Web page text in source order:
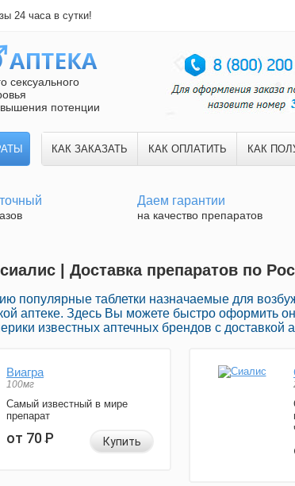
24 часа в сутки!
сексуального
потенции
КАК ЗАКАЗАТЬ КАК ОПЛАТИТЬ КАК
Даем гарантии
на качество препаратов
| Доставка препаратов по
популярные таблетки назначаемые для
аптеке. Здесь Вы можете быстро оформить
известных аптечных брендов с доставкой
Виагра
100мг
Самый известный в мире
препарат
от 70Р Купить